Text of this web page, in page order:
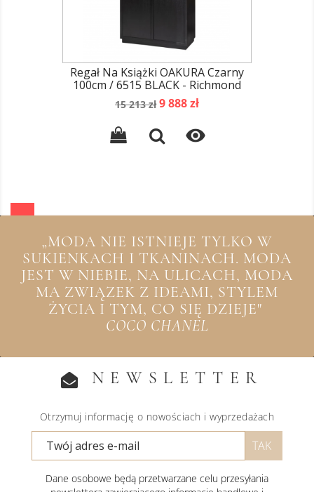
Regał Na Książki OAKURA Czarny
100cm / 6515 BLACK - Richmond
Cena
15 213 zł Cena
9 888 zł

„MODA NIE ISTNIEJE TYLKO W
SUKIENKACH I TKANINACH. MODA
JEST W NIEBIE, NA ULICACH, MODA
MA ZWIĄZEK Z IDEAMI, STYLEM
ŻYCIA I TYM, CO SIĘ DZIEJE"
COCO CHANEL
NEWSLETTER
Otrzymuj informację o nowościach i wyprzedażach
Dane osobowe będą przetwarzane celu przesyłania